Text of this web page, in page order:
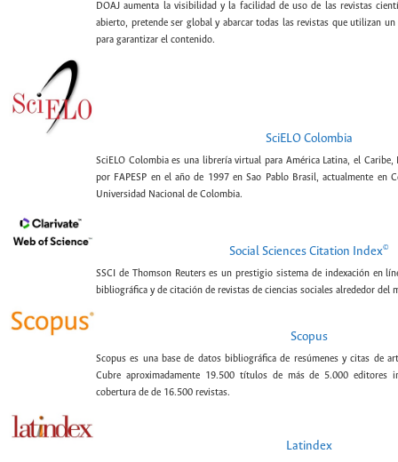
DOAJ aumenta la visibilidad y la facilidad de uso de las revistas
abierto, pretende ser global y abarcar todas las revistas que utilizan
para garantizar el contenido.
SciELO Colombia
SciELO Colombia es una librería virtual para América Latina, el Caribe,
por FAPESP en el año de 1997 en Sao Pablo Brasil, actualmente en
Universidad Nacional de Colombia.
Social Sciences Citation Index©
SSCI de Thomson Reuters es un prestigio sistema de indexación en
bibliográfica y de citación de revistas de ciencias sociales alrededor del
Scopus
Scopus es una base de datos bibliográfica de resúmenes y citas de
Cubre aproximadamente 19.500 títulos de más de 5.000 editores
cobertura de de 16.500 revistas.
Latindex